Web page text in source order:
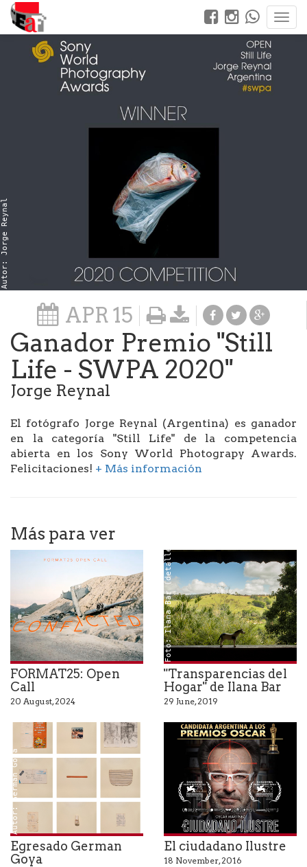
Autor: Jorge Reynal
APR15
Ganador Premio "Still
Life - SWPA 2020"
Jorge Reynal
El fotógrafo Jorge Reynal (Argentina) es ganador
en la categoría "Still Life" de la competencia
abierta en los Sony World Photograpy Awards.
Felicitaciones! + Más información
Más para ver
FORMAT25: Open
Call
20 August, 2024
Foto: Ilana Bar (detalle)
"Transparencias del
Hogar" de Ilana Bar
29 June, 2019
Autor: German Goya
Egresado German
Goya
El ciudadano Ilustre
18 November, 2016